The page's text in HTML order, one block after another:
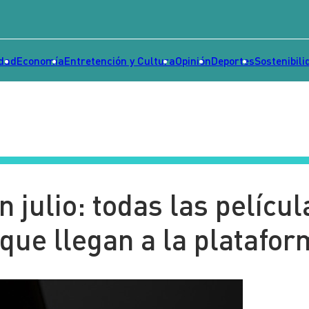
EconomíaEntretención y CulturaOpiniónDeportes
julio: todas las
llegan a la